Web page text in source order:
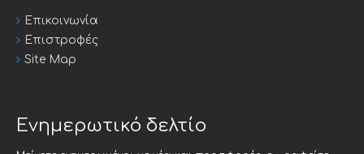
Επικοινωνία
Επιστροφές
Site Map
Ενημερωτικό δελτίο